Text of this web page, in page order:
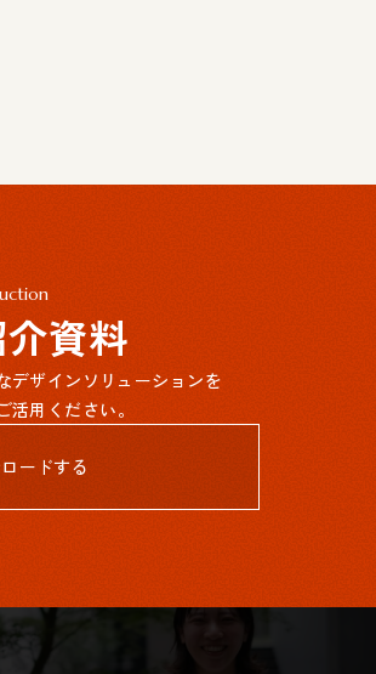
資料
デザインソリューションを
用ください。
ードする